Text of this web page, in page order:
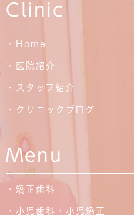
Clinic
・Home
・医院紹介
・スタッフ紹介
・クリニックブログ
Menu
・矯正歯科
・小児歯科・小児矯正